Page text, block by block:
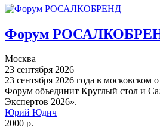
Форум
Москва
23 сентября 2026
23 сентября 2026 года в
Форум объединит Круглый стол и
Экспертов 2026».
Юрий Юдич
2000 р.